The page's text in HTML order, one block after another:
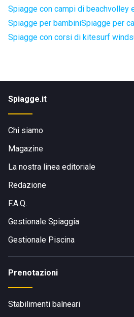
Spiagge con campi di beachvolley
Spiagge per bambiniSpiagge per
Spiagge con corsi di kitesurf
Spiagge.it
Chi siamo
Magazine
La nostra linea editoriale
Redazione
F.A.Q.
Gestionale Spiaggia
Gestionale Piscina
Prenotazioni
Stabilimenti balneari